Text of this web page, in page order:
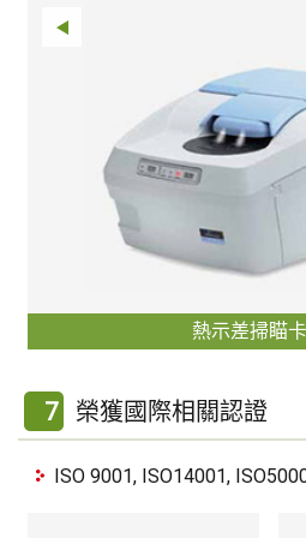
熱示差掃瞄
7 榮獲國際相關認證
ISO 9001, ISO14001,